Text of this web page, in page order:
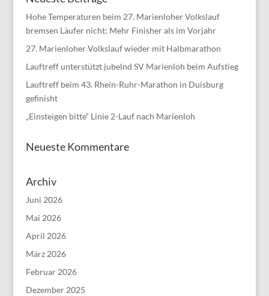
Hohe Temperaturen beim 27. Marienloher Volkslauf
bremsen Läufer nicht: Mehr Finisher als im Vorjahr
27. Marienloher Volkslauf wieder mit Halbmarathon
Lauftreff unterstützt jubelnd SV Marienloh beim Aufstieg
Lauftreff beim 43. Rhein-Ruhr-Marathon in Duisburg
gefinisht
„Einsteigen bitte“ Linie 2-Lauf nach Marienloh
Neueste Kommentare
Archiv
Juni 2026
Mai 2026
April 2026
März 2026
Februar 2026
Dezember 2025